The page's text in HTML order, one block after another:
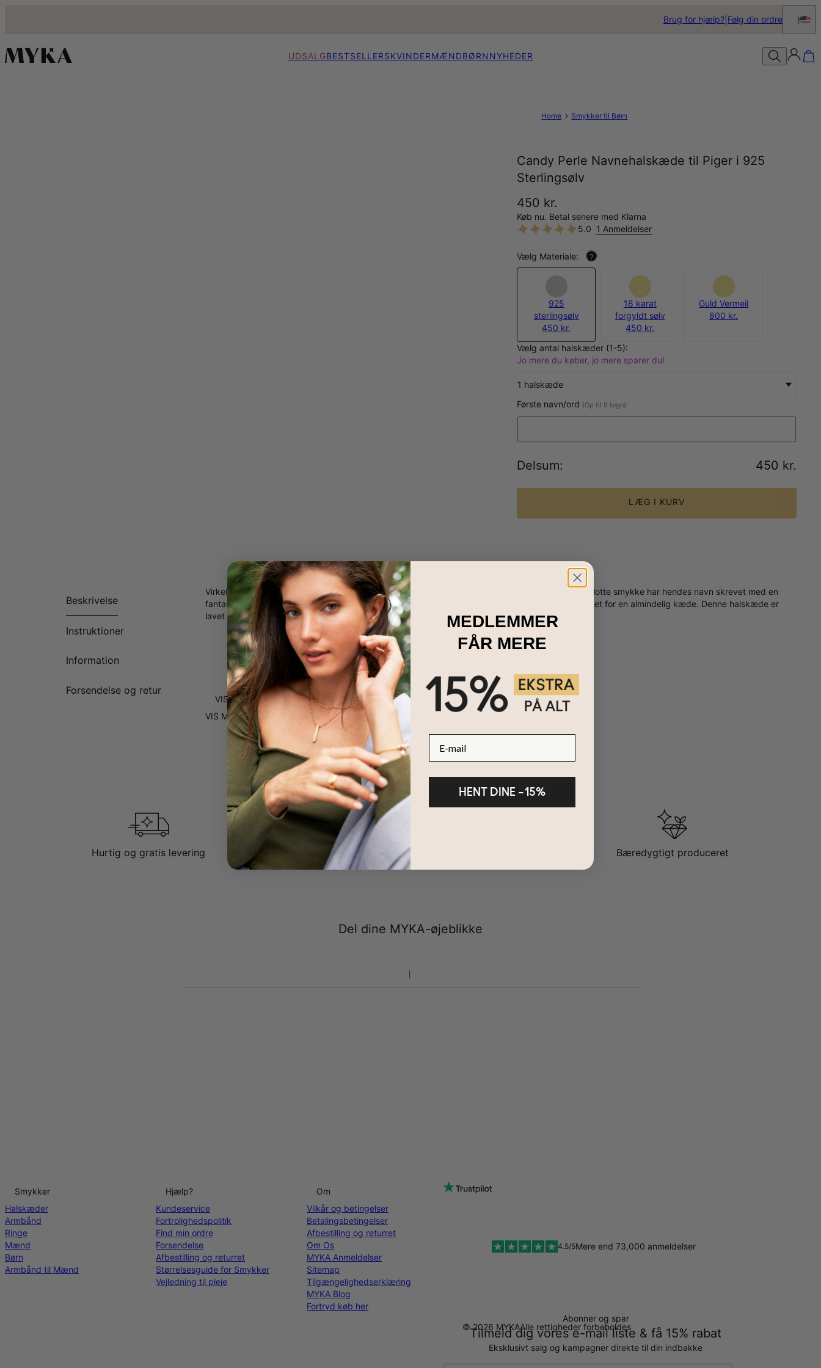
Brug for hjælp? Følg din ordre
UDSALGBESTSELLERSKVINDERMÆNDBØRNNYHEDER
Home Smykker til Børn
Candy Perle Navnehalskæde til Piger i 925
Sterlingsølv
450 kr.
Køb nu. Betal senere med Klarna
5.0 1 Anmeldelser
Vælg Materiale: ?
925
sterlingsølv
450 kr.
18 karat
forgyldt sølv
450 kr.
Guld Vermeil
800 kr.
Vælg antal halskæder (1-5):
Jo mere du køber, jo mere sparer du!
1 halskæde
Første navn/ord (Op til 9 tegn):
Delsum: 450 kr.
LÆG I KURV
Beskrivelse
Instruktioner
Information
Forsendelse og retur
Virkelig yndig! Vores Candy Perle-Navnehalskæde til Piger i 925 Sterlingsølv har det hele. Dette flotte smykke har hendes navn skrevet med en
fantasifuld skrift. Til dette design har vores kunsthåndværkere valgt at bruge kulørte perler i stedet for en almindelig kæde. Denne halskæde er
lavet med sterlingsølv. Den har:
Personligt navneskilt
Fantasifuld skrift
En inskription
Kæde med farverige perler
VIS MERE
Hun vil elske den fordi:
Denne perlehalskæde er elegant på en børnevenlig facon og derfor perfekt at kombinere med kjoler og alle andre yndlings outfits. Det er
personaliseret så hun ved hun betyder alt i verden for dig.
FLERE VALGMULIGHEDER:
Denne henrivende halskæde fås også18 karat forgyldt sølv . Gå tilvores halskæde til børn kollektion
VIS MERE VIS MINDRE
Hurtig og gratis levering 100 dages retur Bæredygtigt produceret
Del dine MYKA-øjeblikke
Abonner og spar
Tilmeld dig vores e-mail liste & få 15% rabat
Eksklusivt salg og kampagner direkte til din indbakke
Smykker
Halskæder
Armbånd
Ringe
Mænd
Børn
Armbånd til Mænd
Hjælp?
Kundeservice
Fortrolighedspolitik
Find min ordre
Forsendelse
Afbestilling og returret
Størrelsesguide for Smykker
Vejledning til pleje
Om
Vilkår og betingelser
Betalingsbetingelser
Afbestilling og returret
Om Os
MYKA Anmeldelser
Sitemap
Tilgængelighedserklæring
MYKA Blog
Fortryd køb her
4.5/5Mere end 73,000 anmeldelser
© 2026 MYKAAlle rettigheder forbeholdes
MEDLEMMER
FÅR MERE
HENT DINE –15%